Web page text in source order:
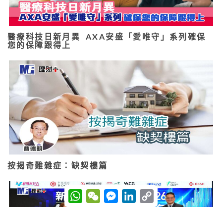
醫療科技日新月異 AXA安盛「愛唯守」系列確保
您的保障跟得上
按揭奇難雜症：缺契樓篇
W
h
W
e
M
e
L
C
o